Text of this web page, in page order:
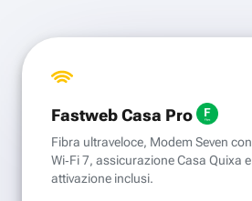
Fastweb Casa Pro
Fibra ultraveloce, Modem Seven con
Wi‑Fi 7, assicurazione Casa Quixa e
attivazione inclusi.